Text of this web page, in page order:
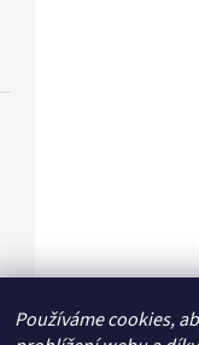
Používáme cookies,